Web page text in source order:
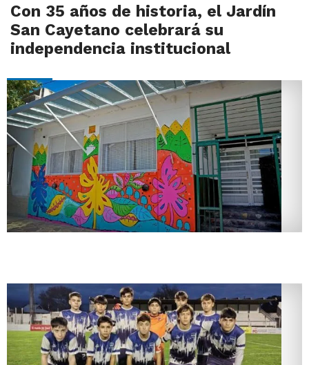
Con 35 años de historia, el Jardín
San Cayetano celebrará su
independencia institucional